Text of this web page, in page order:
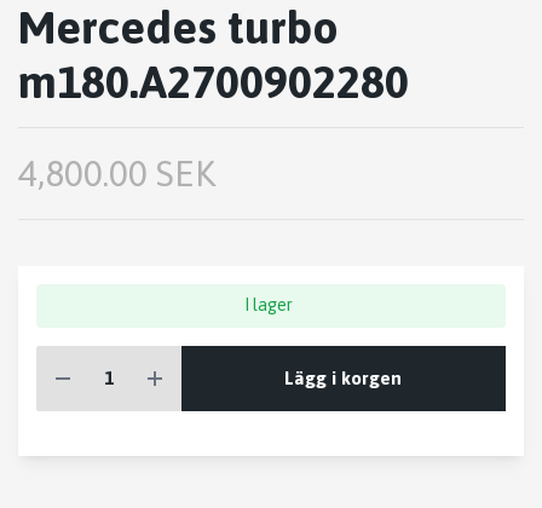
Mercedes turbo
m180.A2700902280
4,800.00 SEK
I lager
Lägg i korgen